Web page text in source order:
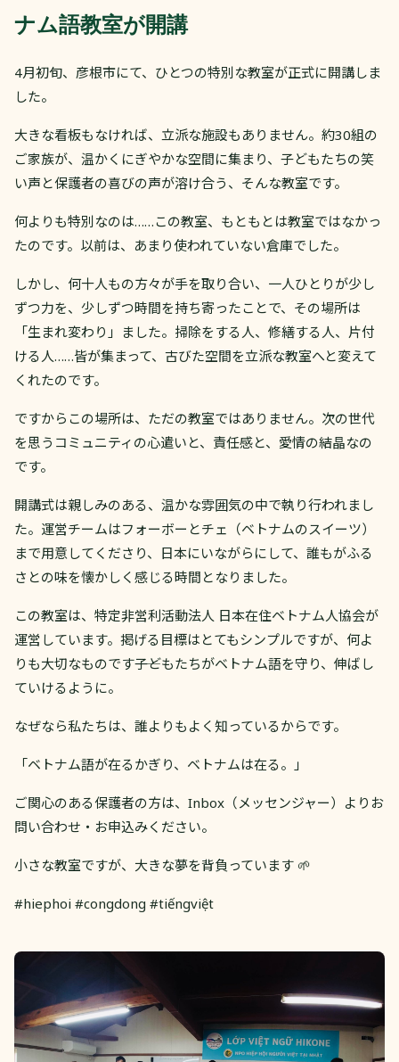
ナム語教室が開講
4月初旬、彦根市にて、ひとつの特別な教室が正式に開講しま
した。
大きな看板もなければ、立派な施設もありません。約30組の
ご家族が、温かくにぎやかな空間に集まり、子どもたちの笑
い声と保護者の喜びの声が溶け合う、そんな教室です。
何よりも特別なのは……この教室、もともとは教室ではなかっ
たのです。以前は、あまり使われていない倉庫でした。
しかし、何十人もの方々が手を取り合い、一人ひとりが少し
ずつ力を、少しずつ時間を持ち寄ったことで、その場所は
「生まれ変わり」ました。掃除をする人、修繕する人、片付
ける人……皆が集まって、古びた空間を立派な教室へと変えて
くれたのです。
ですからこの場所は、ただの教室ではありません。次の世代
を思うコミュニティの心遣いと、責任感と、愛情の結晶なの
です。
開講式は親しみのある、温かな雰囲気の中で執り行われまし
た。運営チームはフォーボーとチェ（ベトナムのスイーツ）
まで用意してくださり、日本にいながらにして、誰もがふる
さとの味を懐かしく感じる時間となりました。
この教室は、特定非営利活動法人 日本在住ベトナム人協会が
運営しています。掲げる目標はとてもシンプルですが、何よ
りも大切なものです――子どもたちがベトナム語を守り、伸ばし
ていけるように。
なぜなら私たちは、誰よりもよく知っているからです。
「ベトナム語が在るかぎり、ベトナムは在る。」
ご関心のある保護者の方は、Inbox（メッセンジャー）よりお
問い合わせ・お申込みください。
小さな教室ですが、大きな夢を背負っています 🌱
#hiephoi #congdong #tiếngviệt